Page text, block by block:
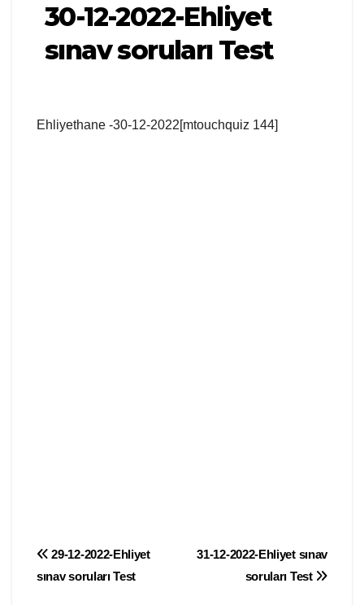
30-12-2022-Ehliyet
sınav soruları Test
Ehliyethane -30-12-2022[mtouchquiz 144]
Yazı
31-12-2022-Ehliyet sınav
soruları Test
29-12-2022-Ehliyet
sınav soruları Test